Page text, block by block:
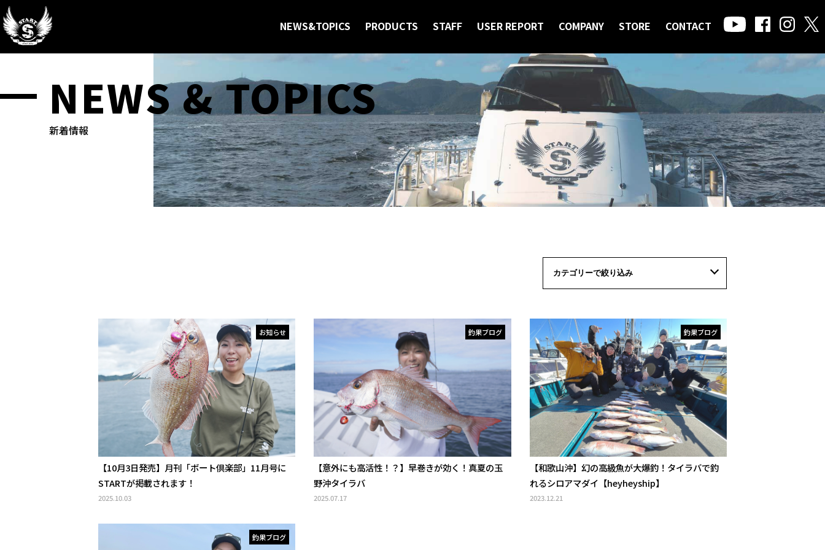
NEWS&TOPICS PRODUCTS STAFF USER REPORT COMPANY STORE CONTACT
NEWS & TOPICS
新着情報
お知らせ
【10月3日発売】月刊「ボート倶楽部」11月号に
STARTが掲載されます！
2025.10.03
釣果ブログ
【意外にも高活性！？】早巻きが効く！真夏の玉
野沖タイラバ
2025.07.17
釣果ブログ
【和歌山沖】幻の高級魚が大爆釣！タイラバで釣
れるシロアマダイ【heyheyship】
2023.12.21
釣果ブログ